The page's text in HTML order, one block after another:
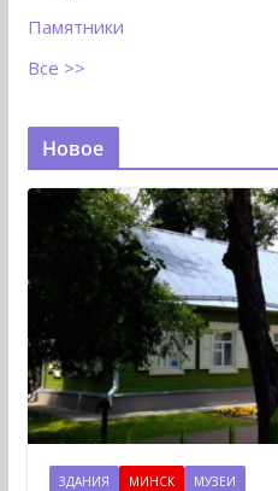
Памятники
Все >>
Новое
ЗДАНИЯ МИНСК МУЗЕИ